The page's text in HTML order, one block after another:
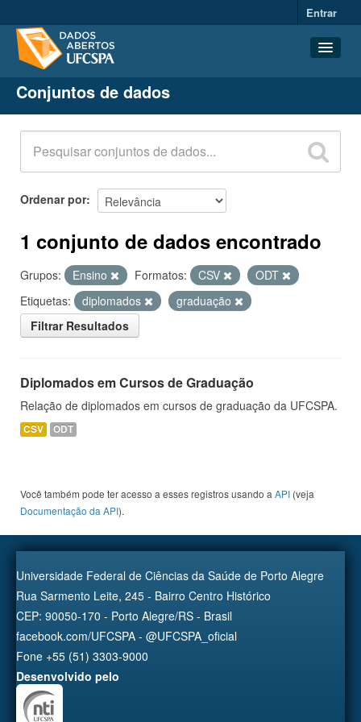
Entrar
Conjuntos de dados
Organizações
Grupos
Sobre
Conjuntos de dados
Ordenar por
1 conjunto de dados encontrado
Grupos: Ensino Formatos: CSV
ODT
Etiquetas:
diplomados
graduação
Filtrar Resultados
Diplomados em Cursos de Graduação
Relação de diplomados em cursos de graduação da UFCSPA.
CSV ODT
Você também pode ter acesso a esses registros usando a API (veja
Documentação da API).
Universidade Federal de Ciências da Saúde de Porto Alegre
Rua Sarmento Leite, 245 - Bairro Centro Histórico
CEP: 90050-170 - Porto Alegre/RS - Brasil
facebook.com/UFCSPA - @UFCSPA_oficial
Fone +55 (51) 3303-9000
Desenvolvido pelo